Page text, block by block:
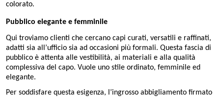
colorato.
Pubblico elegante e femminile
Qui troviamo clienti che cercano capi curati, versatili e raffinati,
adatti sia all’ufficio sia ad occasioni più formali. Questa fascia di
pubblico è attenta alle vestibilità, ai materiali e alla qualità
complessiva del capo. Vuole uno stile ordinato, femminile ed
elegante.
Per soddisfare questa esigenza, l’ingrosso abbigliamento firmato